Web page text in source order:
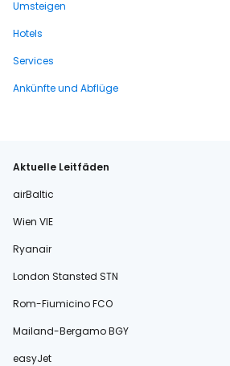
Umsteigen
Hotels
Services
Ankünfte und Abflüge
Aktuelle Leitfäden
airBaltic
Wien VIE
Ryanair
London Stansted STN
Rom-Fiumicino FCO
Mailand-Bergamo BGY
easyJet